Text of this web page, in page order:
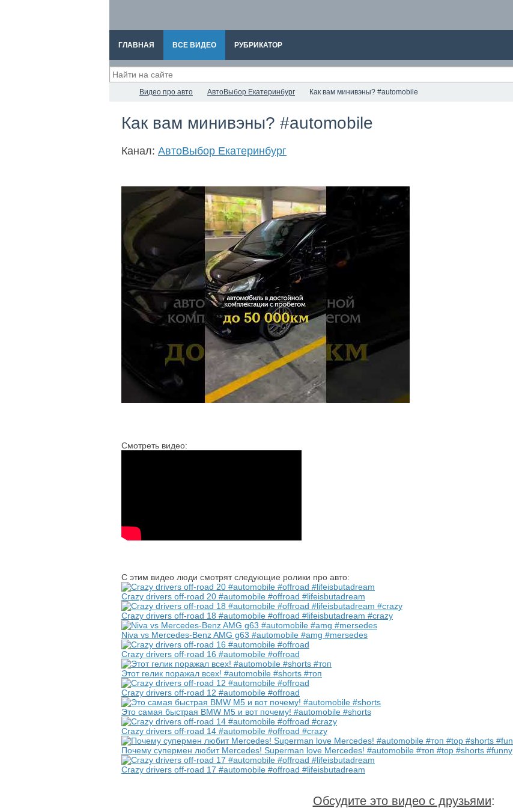
ГЛАВНАЯ ВСЕ ВИДЕО РУБРИКАТОР
Видео про авто АвтоВыбор Екатеринбург Как вам минивэны? #automobile
Как вам минивэны? #automobile
Канал: АвтоВыбор Екатеринбург
Смотреть видео:
С этим видео люди смотрят следующие ролики про авто:
Crazy drivers off-road 20 #automobile #offroad #lifeisbutadream
Crazy drivers off-road 18 #automobile #offroad #lifeisbutadream #crazy
Niva vs Mercedes-Benz AMG g63 #automobile #amg #mersedes
Crazy drivers off-road 16 #automobile #offroad
Этот гелик поражал всех! #automobile #shorts #топ
Crazy drivers off-road 12 #automobile #offroad
Это самая быстрая BMW M5 и вот почему! #automobile #shorts
Crazy drivers off-road 14 #automobile #offroad #crazy
Почему супермен любит Mercedes! Superman love Mercedes! #automobile #топ #top #shorts #funny
Crazy drivers off-road 17 #automobile #offroad #lifeisbutadream
Обсудите это видео с друзьями: